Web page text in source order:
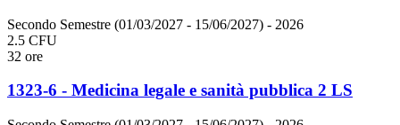
Secondo Semestre (01/03/2027 - 15/06/2027) - 2026
2.5 CFU
32 ore
1323-6 - Medicina legale e sanità pubblica 2 LS